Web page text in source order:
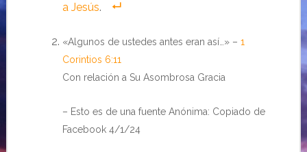
a Jesús.
«Algunos de ustedes antes eran así…» – 1
Corintios 6:11
Con relación a Su Asombrosa Gracia
– Esto es de una fuente Anónima: Copiado de
Facebook 4/1/24